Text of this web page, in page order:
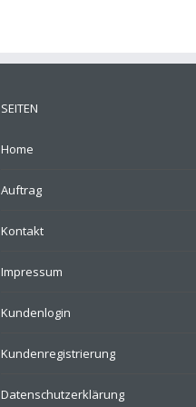
SEITEN
Home
Auftrag
Kontakt
Impressum
Kundenlogin
Kundenregistrierung
Datenschutzerklärung